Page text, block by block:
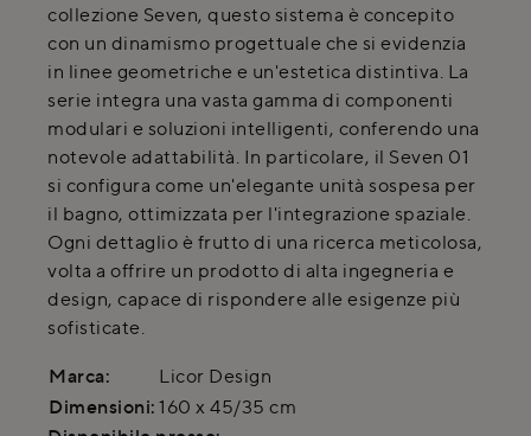
collezione Seven, questo sistema è concepito
con un dinamismo progettuale che si evidenzia
in linee geometriche e un'estetica distintiva. La
serie integra una vasta gamma di componenti
modulari e soluzioni intelligenti, conferendo una
notevole adattabilità. In particolare, il Seven 01
si configura come un'elegante unità sospesa per
il bagno, ottimizzata per l'integrazione spaziale.
Ogni dettaglio è frutto di una ricerca meticolosa,
volta a offrire un prodotto di alta ingegneria e
design, capace di rispondere alle esigenze più
sofisticate.
Marca:
Licor Design
Dimensioni: 160 x 45/35 cm